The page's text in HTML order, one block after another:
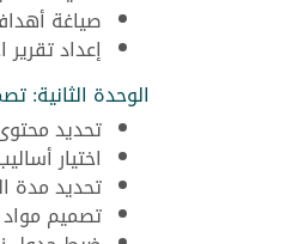
صياغة
إعداد
الوحدة الثانية:
تحديد
اختيار
تحديد مدة
تصميم